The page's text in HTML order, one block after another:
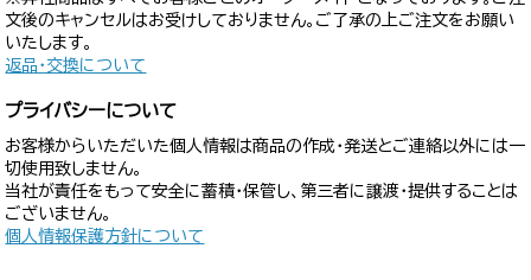
文後のキャンセルはお受けしておりません。ご了承の上ご注文をお願い
いたします。
返品・交換について
プライバシーについて
お客様からいただいた個人情報は商品の作成・発送とご連絡以外には一
切使用致しません。
当社が責任をもって安全に蓄積・保管し、第三者に譲渡・提供することは
ございません。
個人情報保護方針について